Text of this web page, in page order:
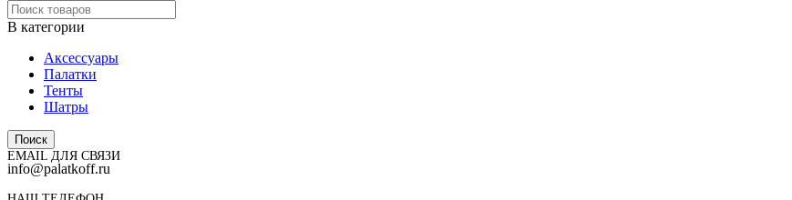
В категории
Аксессуары
Палатки
Тенты
Шатры
Поиск
EMAIL ДЛЯ СВЯЗИ
info@palatkoff.ru